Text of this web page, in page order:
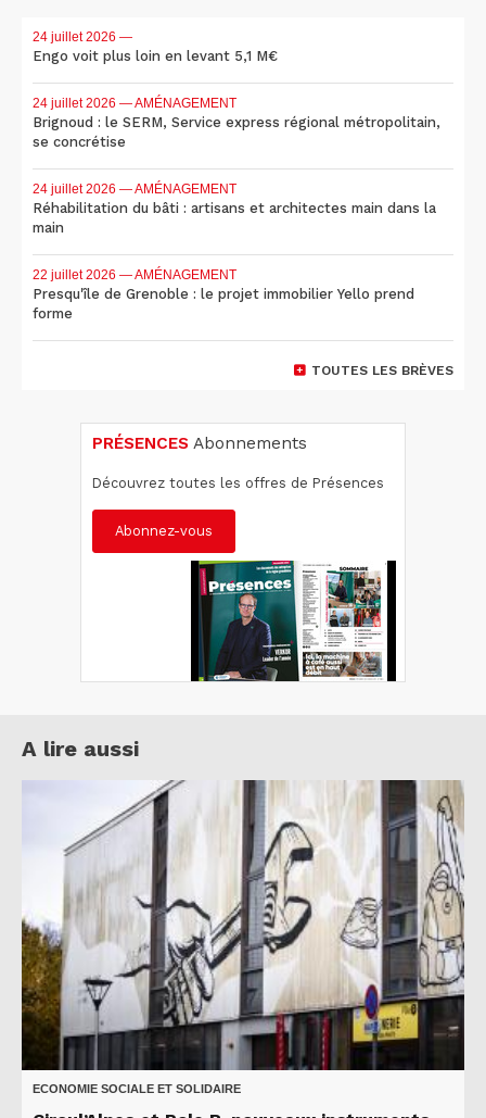
24 juillet 2026 —
Engo voit plus loin en levant 5,1 M€
24 juillet 2026 — AMÉNAGEMENT
Brignoud : le SERM, Service express régional métropolitain,
se concrétise
24 juillet 2026 — AMÉNAGEMENT
Réhabilitation du bâti : artisans et architectes main dans la
main
22 juillet 2026 — AMÉNAGEMENT
Presqu'île de Grenoble : le projet immobilier Yello prend
forme
TOUTES LES BRÈVES
PRÉSENCES Abonnements
Découvrez toutes les offres de Présences
Abonnez-vous
A lire aussi
ECONOMIE SOCIALE ET SOLIDAIRE